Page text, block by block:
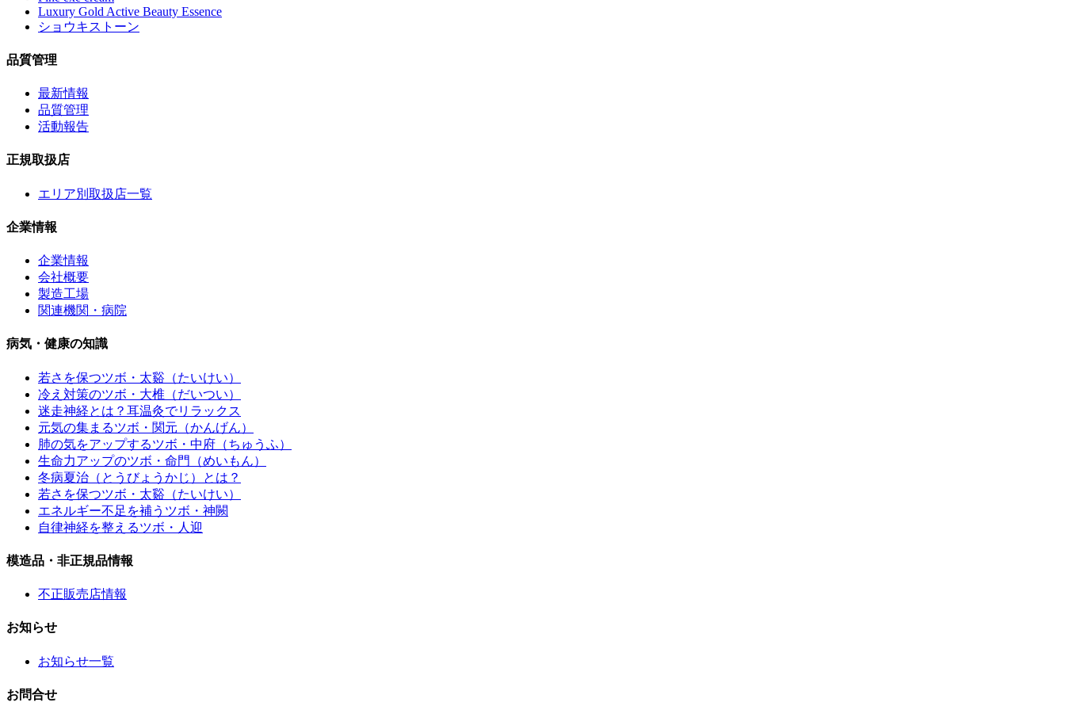
Luxury Gold Active Beauty Essence
ショウキストーン
品質管理
最新情報
品質管理
活動報告
正規取扱店
エリア別取扱店一覧
企業情報
企業情報
会社概要
製造工場
関連機関・病院
病気・健康の知識
若さを保つツボ・太谿（たいけい）
冷え対策のツボ・大椎（だいつい）
迷走神経とは？耳温灸でリラックス
元気の集まるツボ・関元（かんげん）
肺の気をアップするツボ・中府（ちゅうふ）
生命力アップのツボ・命門（めいもん）
冬病夏治（とうびょうかじ）とは？
若さを保つツボ・太谿（たいけい）
エネルギー不足を補うツボ・神闕
自律神経を整えるツボ・人迎
模造品・非正規品情報
不正販売店情報
お知らせ
お知らせ一覧
お問合せ